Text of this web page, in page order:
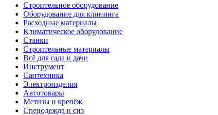
Строительное оборудование
Оборудование для клининга
Расходные материалы
Климатическое оборудование
Станки
Строительные материалы
Всё для сада и дачи
Инструмент
Сантехника
Электроизделия
Автотовары
Метизы и крепёж
Спецодежда и сиз